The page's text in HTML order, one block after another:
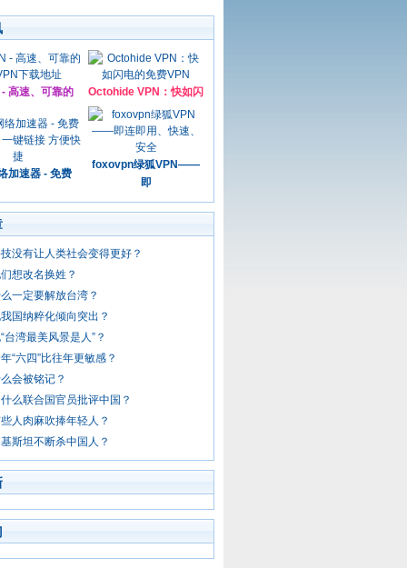
高速、可靠的 Octohide VPN：快如闪
加速器 - 免费
foxovpn绿狐VPN——
即
没有让人类社会变得更好？
想改名换姓？
一定要解放台湾？
国纳粹化倾向突出？
台湾最美风景是人”？
“六四”比往年更敏感？
会被铭记？
么联合国官员批评中国？
人肉麻吹捧年轻人？
斯坦不断杀中国人？